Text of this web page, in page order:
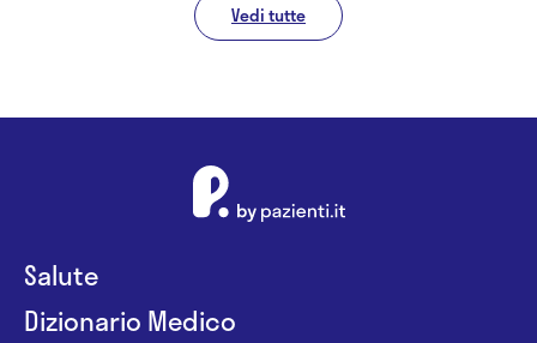
Vedi tutte
Salute
Dizionario Medico